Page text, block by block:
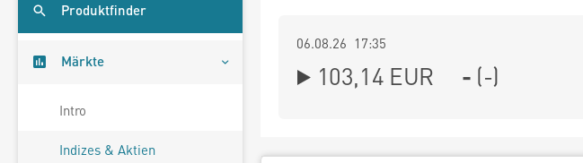
Produktfinder
Märkte
Intro
Indizes & Aktien
06.08.26 17:35
103,14 EUR - (-)